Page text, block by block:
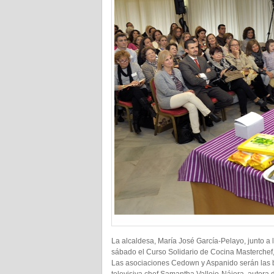
La alcaldesa, María José García-Pelayo, junto
sábado el Curso Solidario de Cocina
Las asociaciones Cedown y Aspanido serán